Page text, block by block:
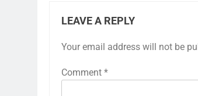
LEAVE A REPLY
Your email address will not be
Comment *